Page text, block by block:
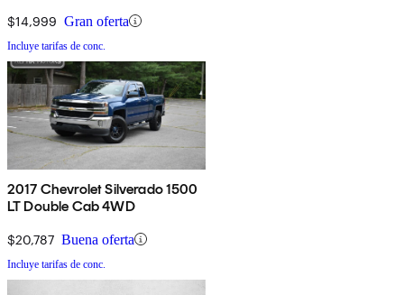
$14,999 Gran oferta
Incluye tarifas de conc.
2017 Chevrolet Silverado 1500
LT Double Cab 4WD
$20,787 Buena oferta
Incluye tarifas de conc.